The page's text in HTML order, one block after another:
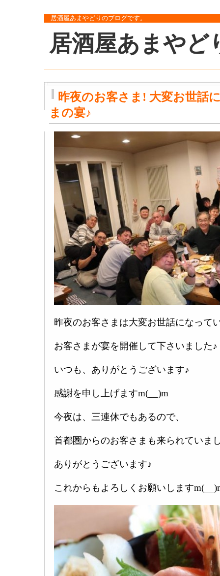
居酒屋あまやどりのブログです。
居酒屋あまやど
昨夜のお客さま! 大変お世話
まの宴♪
昨夜のお客さまは大変お世話になって
お客さまが宴を開催して下さいました♪
いつも、ありがとうございます♪
感謝を申し上げますm(__)m
今夜は、三連休でもあるので、
首都圏からのお客さまも来られていま
ありがとうございます♪
これからもよろしくお願いします